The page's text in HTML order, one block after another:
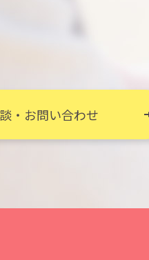
・お問い合わせ